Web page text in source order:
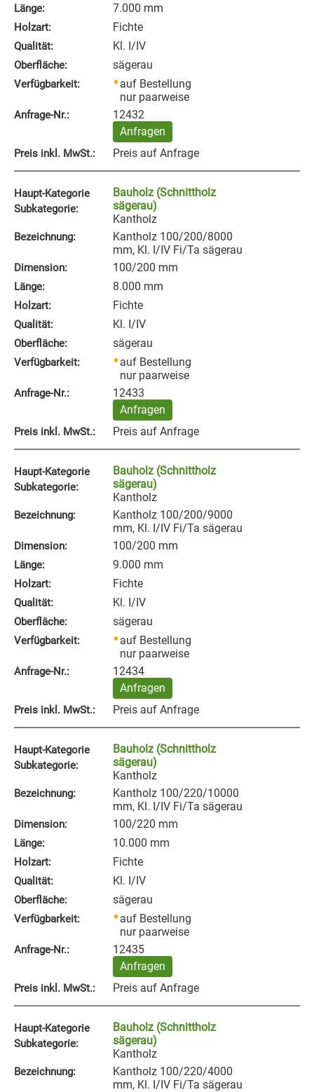
Länge: 7.000 mm
Holzart: Fichte
Qualität: Kl. I/IV
Oberfläche: sägerau
Verfügbarkeit:
auf Bestellung
nur paarweise
Anfrage‑Nr.:
12432
Anfragen
Preis inkl. MwSt.: Preis auf Anfrage
Haupt-Kategorie
Subkategorie:
Bauholz (Schnittholz
sägerau)
Kantholz
Bezeichnung:
Kantholz 100/200/8000
mm, Kl. I/IV Fi/Ta sägerau
Dimension: 100/200 mm
Länge: 8.000 mm
Holzart: Fichte
Qualität: Kl. I/IV
Oberfläche: sägerau
Verfügbarkeit:
auf Bestellung
nur paarweise
Anfrage‑Nr.:
12433
Anfragen
Preis inkl. MwSt.: Preis auf Anfrage
Haupt-Kategorie
Subkategorie:
Bauholz (Schnittholz
sägerau)
Kantholz
Bezeichnung:
Kantholz 100/200/9000
mm, Kl. I/IV Fi/Ta sägerau
Dimension: 100/200 mm
Länge: 9.000 mm
Holzart: Fichte
Qualität: Kl. I/IV
Oberfläche: sägerau
Verfügbarkeit:
auf Bestellung
nur paarweise
Anfrage‑Nr.:
12434
Anfragen
Preis inkl. MwSt.: Preis auf Anfrage
Haupt-Kategorie
Subkategorie:
Bauholz (Schnittholz
sägerau)
Kantholz
Bezeichnung:
Kantholz 100/220/10000
mm, Kl. I/IV Fi/Ta sägerau
Dimension: 100/220 mm
Länge: 10.000 mm
Holzart: Fichte
Qualität: Kl. I/IV
Oberfläche: sägerau
Verfügbarkeit:
auf Bestellung
nur paarweise
Anfrage‑Nr.:
12435
Anfragen
Preis inkl. MwSt.: Preis auf Anfrage
Haupt-Kategorie
Subkategorie:
Bauholz (Schnittholz
sägerau)
Kantholz
Bezeichnung:
Kantholz 100/220/4000
mm, Kl. I/IV Fi/Ta sägerau